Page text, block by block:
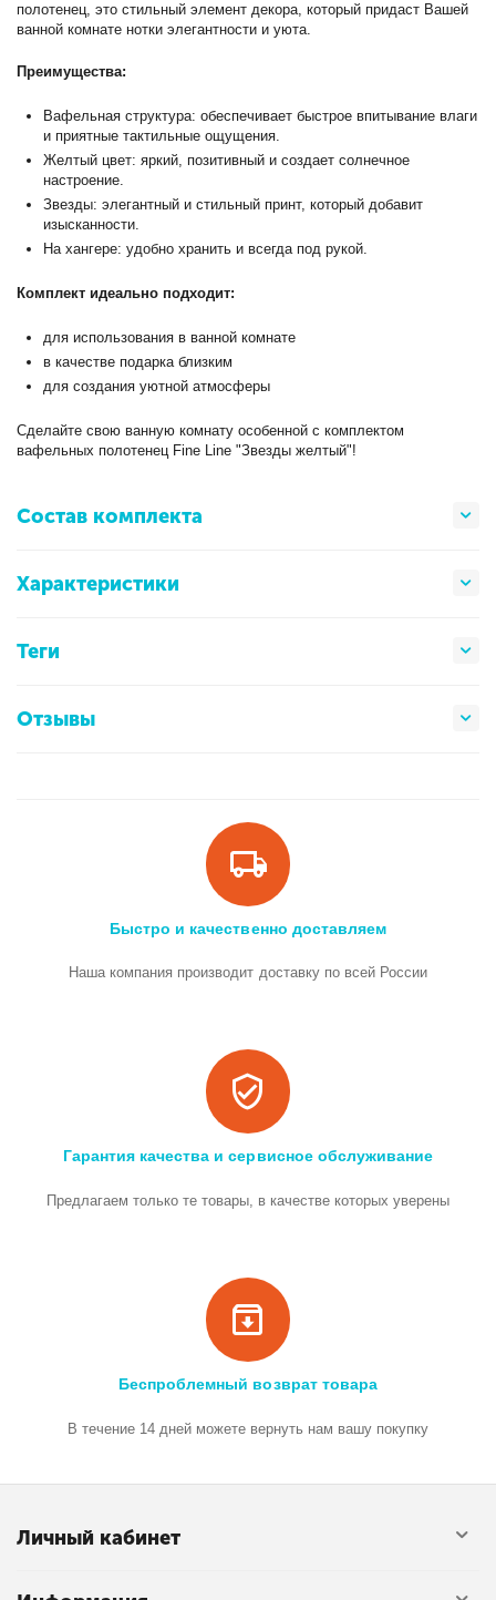
полотенец, это стильный элемент декора, который придаст Вашей
ванной комнате нотки элегантности и уюта.
Преимущества:
Вафельная структура: обеспечивает быстрое впитывание влаги
и приятные тактильные ощущения.
Желтый цвет: яркий, позитивный и создает солнечное
настроение.
Звезды: элегантный и стильный принт, который добавит
изысканности.
На хангере: удобно хранить и всегда под рукой.
Комплект идеально подходит:
для использования в ванной комнате
в качестве подарка близким
для создания уютной атмосферы
Сделайте свою ванную комнату особенной с комплектом
вафельных полотенец Fine Line "Звезды желтый"!
Состав комплекта
Характеристики
Теги
Отзывы
Быстро и качественно доставляем
Наша компания производит доставку по всей России
Гарантия качества и сервисное обслуживание
Предлагаем только те товары, в качестве которых уверены
Беспроблемный возврат товара
В течение 14 дней можете вернуть нам вашу покупку
Личный кабинет